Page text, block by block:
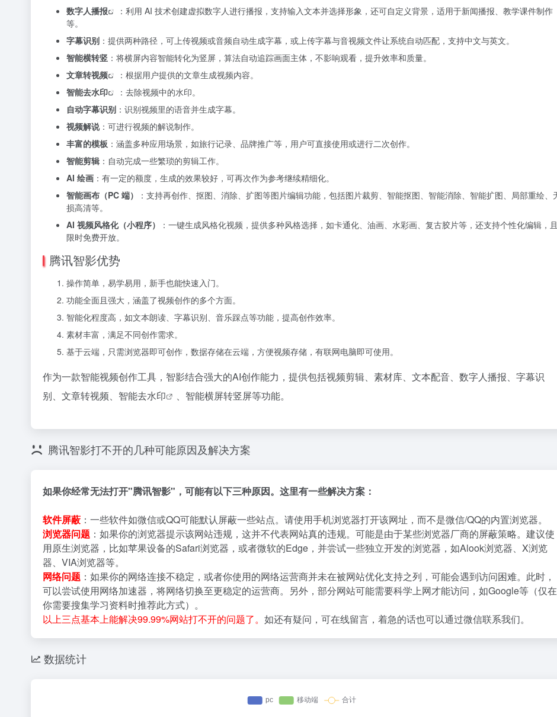
数字人播报
：利用 AI 技术创建虚拟数字人进行播报，支持输入文本并选择形象，还可自定义背景，适用于新闻播报、教学课件制作
等。
字幕识别 ：提供两种路径，可上传视频或音频自动生成字幕，或上传字幕与音视频文件让系统自动匹配，支持中文与英文。
智能横转竖 ：将横屏内容智能转化为竖屏，算法自动追踪画面主体，不影响观看，提升效率和质量。
文章转视频
：根据用户提供的文章生成视频内容。
智能去水印
：去除视频中的水印。
自动字幕识别 ：识别视频里的语音并生成字幕。
视频解说：可进行视频的解说制作。
丰富的模板 ：涵盖多种应用场景，如旅行记录、品牌推广等，用户可直接使用或进行二次创作。
智能剪辑 ：自动完成一些繁琐的剪辑工作。
AI 绘画 ：有一定的额度，生成的效果较好，可再次作为参考继续精细化。
智能画布（PC 端）
：支持再创作、抠图、消除、扩图等图片编辑功能，包括图片裁剪、智能抠图、智能消除、智能扩图、局部重绘、
损高清等。
AI 视频风格化（小程序）
：一键生成风格化视频，提供多种风格选择，如卡通化、油画、水彩画、复古胶片等，还支持个性化编辑，且
限时免费开放。
腾讯智影优势
操作简单，易学易用，新手也能快速入门。
功能全面且强大，涵盖了视频创作的多个方面。
智能化程度高，如文本朗读、字幕识别、音乐踩点等功能，提高创作效率。
素材丰富，满足不同创作需求。
基于云端，只需浏览器即可创作，数据存储在云端，方便视频存储，有联网电脑即可使用。
作为一款智能视频创作工具，智影结合强大的AI创作能力，提供包括视频剪辑、素材库、文本配音、数字人播报、字幕识
别、文章转视频、智能去水印 、智能横屏转竖屏等功能。
腾讯智影打不开的几种可能原因及解决方案
如果你经常无法打开"腾讯智影"，可能有以下三种原因。这里有一些解决方案：
软件屏蔽 ：一些软件如微信或QQ可能默认屏蔽一些站点。请使用手机浏览器打开该网址，而不是微信/QQ的内置浏览器。
浏览器问题 ：如果你的浏览器提示该网站违规，这并不代表网站真的违规。可能是由于某些浏览器厂商的屏蔽策略。建议使
用原生浏览器，比如苹果设备的Safari浏览器，或者微软的Edge，并尝试一些独立开发的浏览器，如Alook浏览器、X浏览
器、VIA浏览器等。
网络问题 ：如果你的网络连接不稳定，或者你使用的网络运营商并未在被网站优化支持之列，可能会遇到访问困难。此时，
可以尝试使用网络加速器，将网络切换至更稳定的运营商。另外，部分网站可能需要科学上网才能访问，如Google等（仅在
你需要搜集学习资料时推荐此方式）。
以上三点基本上能解决99.99%网站打不开的问题了。 如还有疑问，可在线留言，着急的话也可以通过微信联系我们。
数据统计